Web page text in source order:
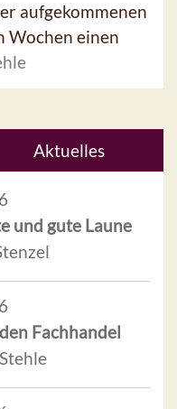
aufgekommenen
Wochen einen
Aktuelles
und gute Laune
Fachhandel